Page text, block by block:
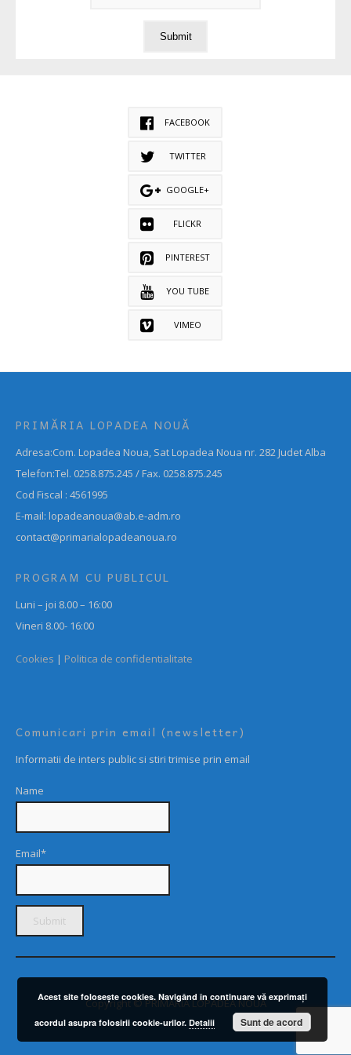
FACEBOOK
TWITTER
GOOGLE+
FLICKR
PINTEREST
YOU TUBE
VIMEO
PRIMĂRIA LOPADEA NOUĂ
Adresa:Com. Lopadea Noua, Sat Lopadea Noua nr. 282 Judet Alba
Telefon:Tel. 0258.875.245 / Fax. 0258.875.245
Cod Fiscal : 4561995
E-mail: lopadeanoua@ab.e-adm.ro
contact@primarialopadeanoua.ro
PROGRAM CU PUBLICUL
Luni – joi 8.00 – 16:00
Vineri 8.00- 16:00
Cookies | Politica de confidentialitate
Comunicari prin email (newsletter)
Informatii de inters public si stiri trimise prin email
Name
Email*
Copyright © PRIMARIA LOPADEA NOUĂ
Acest site foloseşte cookies. Navigând în continuare vă exprimaţi
acordul asupra folosirii cookie-urilor. Detalii Sunt de acord